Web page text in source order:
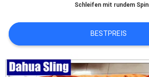
IN
VERBINDUNG
NACHRICHTEN
Schleifen mit rundem
BESTPREIS